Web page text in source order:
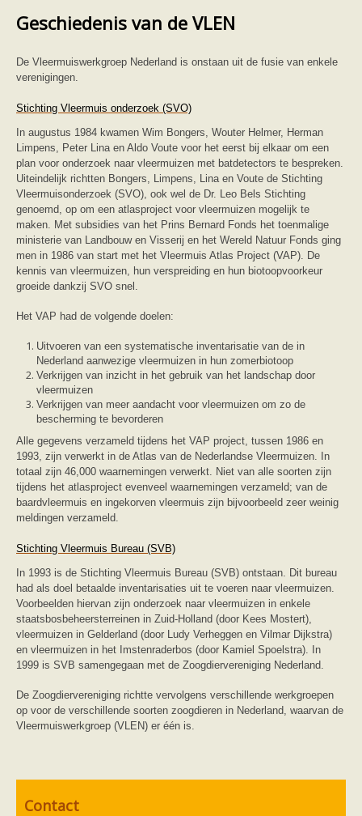
Weetjes
Boeken en tijdschriften
geluiden van vleermuizen
Nieuwsberichten
Informatiefolders
Nederland
Buitenland
Meer dan vleermuizen
Handleidingen
Vlendag presentaties
Vlennieuwsbrief
Overige publicaties
zoonose info (rabies, corona, etc)
rapporten
Handleiding
Overig
Forum
Geschiedenis van de VLEN
De Vleermuiswerkgroep Nederland is onstaan uit de fusie van enkele
verenigingen.
Stichting Vleermuis onderzoek (SVO)
In augustus 1984 kwamen Wim Bongers, Wouter Helmer, Herman
Limpens, Peter Lina en Aldo Voute voor het eerst bij elkaar om een
plan voor onderzoek naar vleermuizen met batdetectors te bespreken.
Uiteindelijk richtten Bongers, Limpens, Lina en Voute de Stichting
Vleermuisonderzoek (SVO), ook wel de Dr. Leo Bels Stichting
genoemd, op om een atlasproject voor vleermuizen mogelijk te
maken. Met subsidies van het Prins Bernard Fonds het toenmalige
ministerie van Landbouw en Visserij en het Wereld Natuur Fonds ging
men in 1986 van start met het Vleermuis Atlas Project (VAP). De
kennis van vleermuizen, hun verspreiding en hun biotoopvoorkeur
groeide dankzij SVO snel.
Het VAP had de volgende doelen:
Uitvoeren van een systematische inventarisatie van de in
Nederland aanwezige vleermuizen in hun zomerbiotoop
Verkrijgen van inzicht in het gebruik van het landschap door
vleermuizen
Verkrijgen van meer aandacht voor vleermuizen om zo de
bescherming te bevorderen
Alle gegevens verzameld tijdens het VAP project, tussen 1986 en
1993, zijn verwerkt in de Atlas van de Nederlandse Vleermuizen. In
totaal zijn 46,000 waarnemingen verwerkt. Niet van alle soorten zijn
tijdens het atlasproject evenveel waarnemingen verzameld; van de
baardvleermuis en ingekorven vleermuis zijn bijvoorbeeld zeer weinig
meldingen verzameld.
Stichting Vleermuis Bureau (SVB)
In 1993 is de Stichting Vleermuis Bureau (SVB) ontstaan. Dit bureau
had als doel betaalde inventarisaties uit te voeren naar vleermuizen.
Voorbeelden hiervan zijn onderzoek naar vleermuizen in enkele
staatsbosbeheersterreinen in Zuid-Holland (door Kees Mostert),
vleermuizen in Gelderland (door Ludy Verheggen en Vilmar Dijkstra)
en vleermuizen in het Imstenraderbos (door Kamiel Spoelstra). In
1999 is SVB samengegaan met de Zoogdiervereniging Nederland.
De Zoogdiervereniging richtte vervolgens verschillende werkgroepen
op voor de verschillende soorten zoogdieren in Nederland, waarvan de
Vleermuiswerkgroep (VLEN) er één is.
Contact